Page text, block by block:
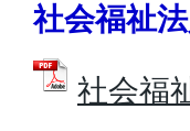
社会福祉
社会福